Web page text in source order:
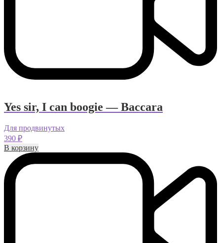
Yes sir, I can boogie — Baccara
Для продвинутых
390 ₽
В корзину